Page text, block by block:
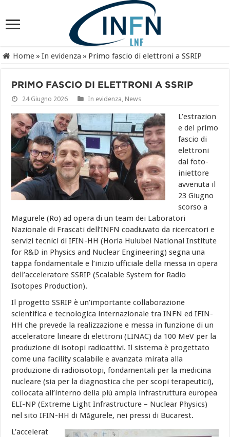
Home » In evidenza » Primo fascio di elettroni a SSRIP
PRIMO FASCIO DI ELETTRONI A SSRIP
24 Giugno 2026 In evidenza, News
L’estrazion
e del primo
fascio di
elettroni
dal foto-
iniettore
avvenuta il
23 Giugno
scorso a
Magurele (Ro) ad opera di un team dei Laboratori
Nazionale di Frascati dell’INFN coadiuvato da ricercatori e
servizi tecnici di IFIN-HH (Horia Hulubei National Institute
for R&D in Physics and Nuclear Engineering) segna una
tappa fondamentale e l’inizio ufficiale della messa in opera
dell’acceleratore SSRIP (Scalable System for Radio
Isotopes Production).
Il progetto SSRIP è un’importante collaborazione
scientifica e tecnologica internazionale tra INFN ed IFIN-
HH che prevede la realizzazione e messa in funzione di un
acceleratore lineare di elettroni (LINAC) da 100 MeV per la
produzione di isotopi radioattivi. Il sistema è progettato
come una facility scalabile e avanzata mirata alla
produzione di radioisotopi, fondamentali per la medicina
nucleare (sia per la diagnostica che per scopi terapeutici),
collocata all’interno della più ampia infrastruttura europea
ELI-NP (Extreme Light Infrastructure – Nuclear Physics)
nel sito IFIN-HH di Măgurele, nei pressi di Bucarest.
L’accelerat